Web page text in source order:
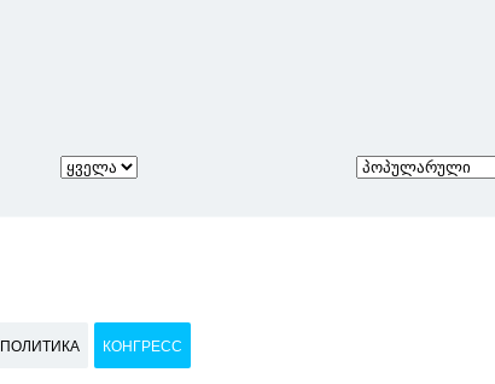
ПОЛИТИКА КОНГРЕСС